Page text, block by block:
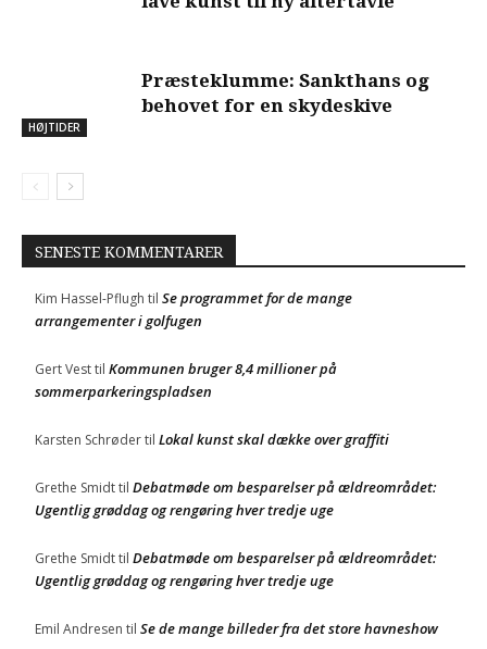
HØJTIDER
Præsteklumme: Sankthans og
behovet for en skydeskive
SENESTE KOMMENTARER
Kim Hassel-Pflugh til Se programmet for de mange
arrangementer i golfugen
Gert Vesttil Kommunen bruger 8,4 millioner på
sommerparkeringspladsen
Karsten Schrødertil Lokal kunst skal dække over graffiti
Grethe Smidttil Debatmøde om besparelser på ældreområdet:
Ugentlig grøddag og rengøring hver tredje uge
Grethe Smidttil Debatmøde om besparelser på ældreområdet:
Ugentlig grøddag og rengøring hver tredje uge
Emil Andresen til Se de mange billeder fra det store havneshow